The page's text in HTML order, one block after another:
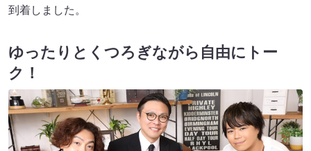
到着しました。
ゆったりとくつろぎながら自由にトー
ク！